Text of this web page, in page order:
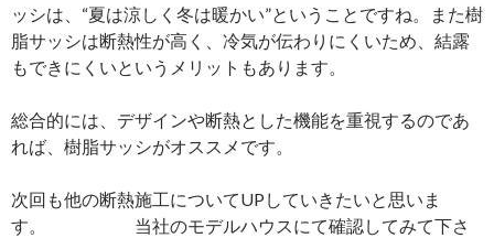
ッシは、“夏は涼しく冬は暖かい”ということですね。また樹
脂サッシは断熱性が高く、冷気が伝わりにくいため、結露
もできにくいというメリットもあります。
総合的には、デザインや断熱とした機能を重視するのであ
れば、樹脂サッシがオススメです。
次回も他の断熱施工についてUPしていきたいと思いま
す。 当社のモデルハウスにて確認してみて下さ